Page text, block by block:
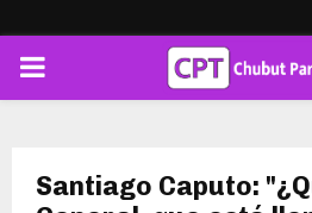
PRIMARY
Santiago Caputo: